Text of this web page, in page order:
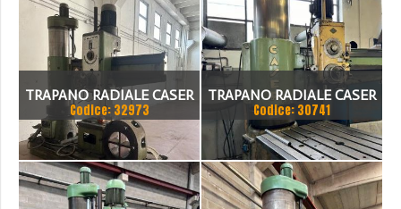
TRAPANO RADIALE CASER
60
Codice: 32973
TRAPANO RADIALE CASER
DIAM.100 COMPLETO DI
CUBOSBRACCIO 2000
Codice: 30741